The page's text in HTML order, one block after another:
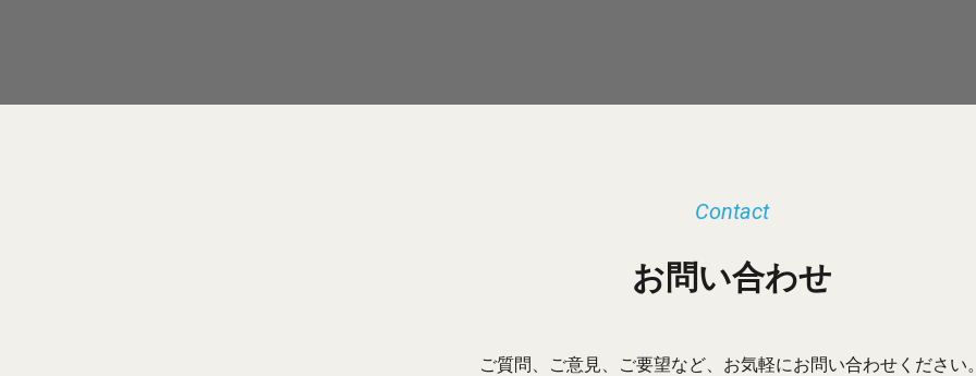
お問い合わせ
Contact
ご質問、ご意見、ご要望など、お気軽にお問い合わせください